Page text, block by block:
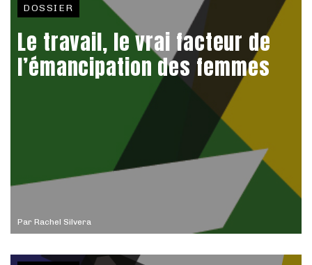
Par Rachel Silvera
DOSSIER
Le travail, le vrai facteur de
l’émancipation des femmes